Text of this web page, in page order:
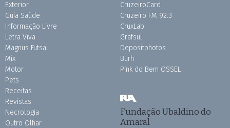
Exterior
Guia Saúde
Informação Livre
Letra Viva
Magnus Futsal
Mix
Motor
Pets
Receitas
Revistas
Necrologia
Outro Olhar
CruzeiroCard
Cruzeiro FM 92.3
CruxLab
Grafsul
Depositphotos
Burh
Pink do Bem OSSEL
Fundação Ubaldino do
Amaral